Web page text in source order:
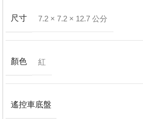
尺寸 7.2 × 7.2 × 12.7 公分
顏色 紅
遙控車底盤